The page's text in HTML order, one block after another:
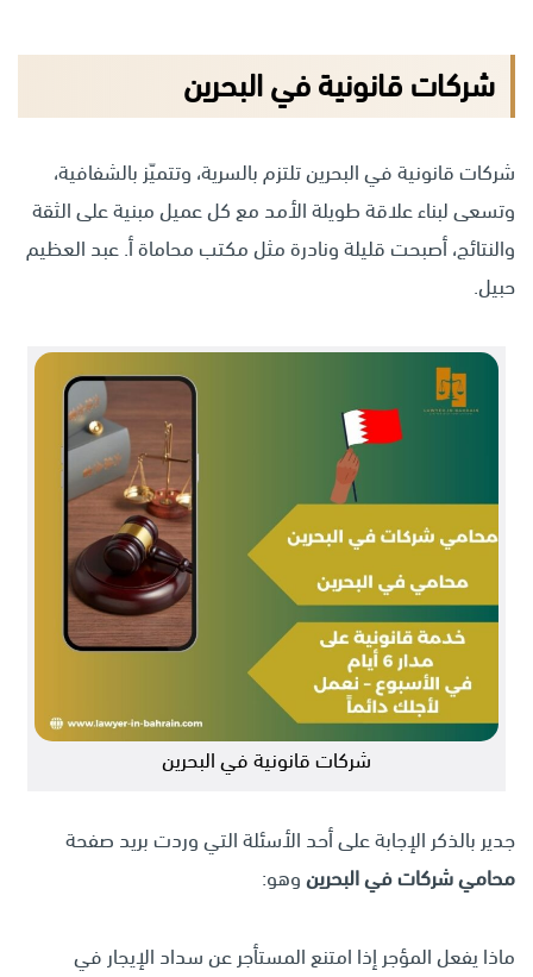
شركات قانونية في البحرين
شركات قانونية في البحرين تلتزم بالسرية، وتتميّز بالشفافية،
وتسعى لبناء علاقة طويلة الأمد مع كل عميل مبنية على الثقة
والنتائج، أصبحت قليلة ونادرة مثل مكتب محاماةأ. عبد العظيم
حبيل.
شركات قانونية في البحرين
جدير بالذكر الإجابة على أحد الأسئلة التي وردت بريد صفحة
محامي شركات في البحرينوهو:
ماذا يفعل المؤجر إذا امتنع المستأجر عن سداد الإيجار في